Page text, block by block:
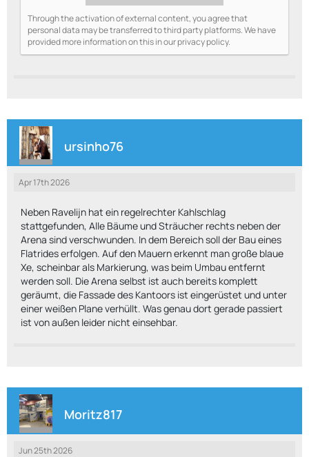
Through the activation of external content, you agree that
personal data may be transferred to third party platforms. We have
provided more information on this in our privacy policy.
ursinho76
Apr 17th 2026
Neben Ravelijn hat ein regelrechter Kahlschlag
stattgefunden, Alle Bäume und Sträucher rechts neben der
Arena sind verschwunden. In dem Bereich soll der Bau eines
Flatrides erfolgen. Auf den Mauern erkennt man große blaue
Xe, scheinbar als Markierung, was beim Umbau entfernt
werden soll. Die Arena selbst ist auch bereits komplett
geräumt, die Fassade des Kantoors ist eingerüstet und unter
einer weißen Plane verhüllt. Was genau dort gerade passiert
ist von außen leider nicht einsehbar.
Moritz817
Jun 25th 2026